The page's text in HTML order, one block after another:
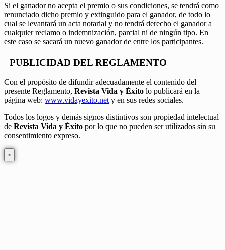
Si el ganador no acepta el premio o sus condiciones, se tendrá como
renunciado dicho premio y extinguido para el ganador, de todo lo
cual se levantará un acta notarial y no tendrá derecho el ganador a
cualquier reclamo o indemnización, parcial ni de ningún tipo. En
este caso se sacará un nuevo ganador de entre los participantes.
PUBLICIDAD DEL REGLAMENTO
Con el propósito de difundir adecuadamente el contenido del
presente Reglamento, Revista Vida y Éxito lo publicará en la
página web: www.vidayexito.net y en sus redes sociales.
Todos los logos y demás signos distintivos son propiedad intelectual
de Revista Vida y Éxito por lo que no pueden ser utilizados sin su
consentimiento expreso.
×